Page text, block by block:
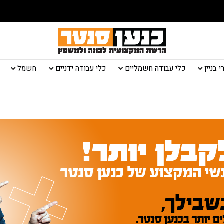
בניין כלי עבודה חשמליים כלי עבודה ידניים
חשמל